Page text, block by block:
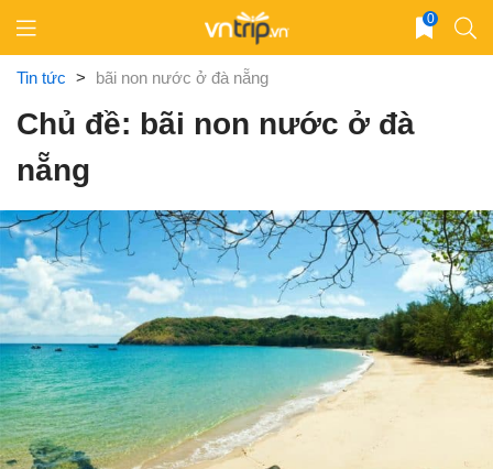
content
0
Tin tức > bãi non nước ở đà nẵng
Chủ đề: bãi non nước ở đà
nẵng